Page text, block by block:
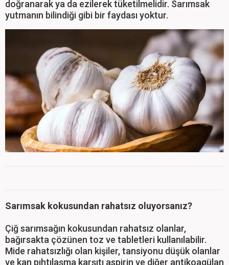
doğranarak ya da ezilerek tüketilmelidir. Sarımsak
yutmanın bilindiği gibi bir faydası yoktur.
Sarımsak kokusundan rahatsız oluyorsanız?
Çiğ sarımsağın kokusundan rahatsız olanlar,
bağırsakta çözünen toz ve tabletleri kullanılabilir.
Mide rahatsızlığı olan kişiler, tansiyonu düşük olanlar
ve kan pıhtılaşma karşıtı aspirin ve diğer antikoagülan